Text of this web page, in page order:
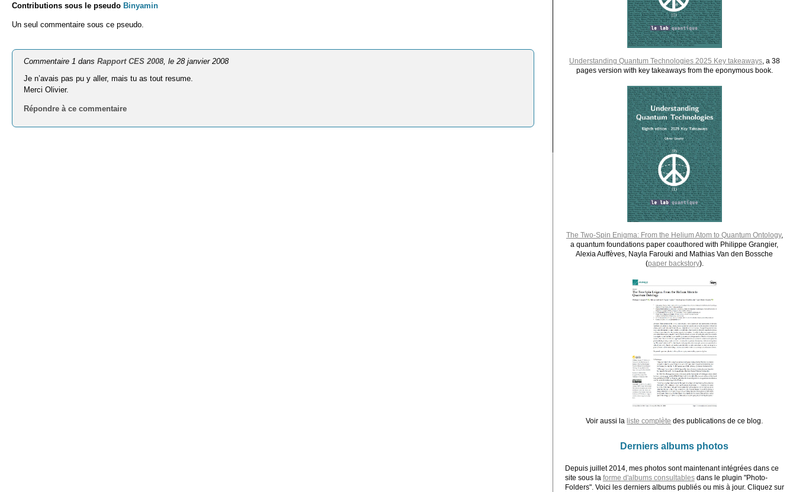
Contributions sous le pseudo Binyamin
Un seul commentaire sous ce pseudo.
Commentaire 1 dansRapport CES 2008, le 28 janvier 2008
Je n’avais pas pu y aller, mais tu as tout resume.
Merci Olivier.
Répondre à ce commentaire
Understanding Quantum Technologies 2025 Key takeaways, a 38
pages version with key takeaways from the eponymous book.
The Two-Spin Enigma: From the Helium Atom to Quantum Ontology,
a quantum foundations paper coauthored with Philippe Grangier,
Alexia Auffèves, Nayla Farouki and Mathias Van den Bossche
(paper backstory).
Voir aussi la liste complète des publications de ce blog.
Derniers albums photos
Depuis juillet 2014, mes photos sont maintenant intégrées dans ce
site sous la forme d'albums consultablesdans le plugin "Photo-
Folders". Voici les derniers albums publiés ou mis à jour. Cliquez sur